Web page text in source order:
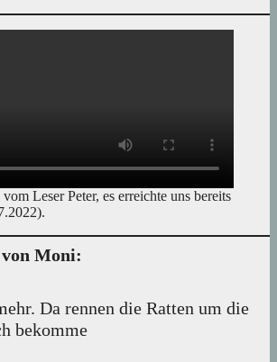
Leser Peter, es erreichte uns bereits
Moni:
Da rennen die Ratten um die
bekomme